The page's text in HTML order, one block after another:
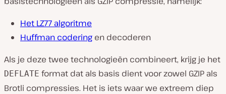
Het LZ77 algoritme
Huffman codering en decoderen
Als je deze twee technologieën combineert, krijg je het
DEFLATE format dat als basis dient voor zowel GZIP als
Brotli compressies. Het is iets waar we extreem diep